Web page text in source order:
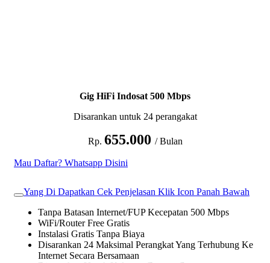
Gig HiFi Indosat 500 Mbps
Disarankan untuk 24 perangakat
Rp. 655.000 / Bulan
Mau Daftar? Whatsapp Disini
Yang Di Dapatkan Cek Penjelasan Klik Icon Panah Bawah
Tanpa Batasan Internet/FUP Kecepatan 500 Mbps
WiFi/Router Free Gratis
Instalasi Gratis Tanpa Biaya
Disarankan 24 Maksimal Perangkat Yang Terhubung Ke
Internet Secara Bersamaan